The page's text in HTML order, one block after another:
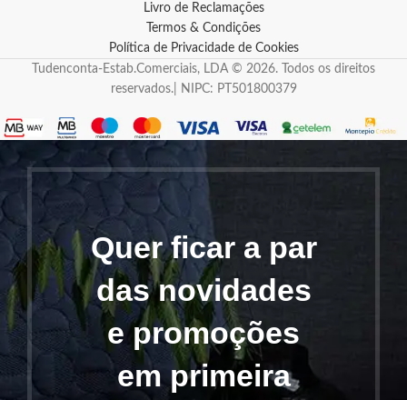
Livro de Reclamações
Termos & Condições
Política de Privacidade de Cookies
Tudenconta-Estab.Comerciais, LDA © 2026. Todos os direitos
reservados.| NIPC: PT501800379
Quer ficar a par
das novidades
e promoções
em primeira